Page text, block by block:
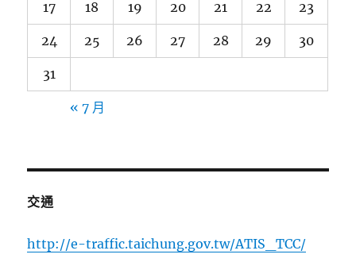
17 18 19 20 21 22 23
24 25 26 27 28 29 30
31
« 7 月
交通
http://e-traffic.taichung.gov.tw/ATIS_TCC/